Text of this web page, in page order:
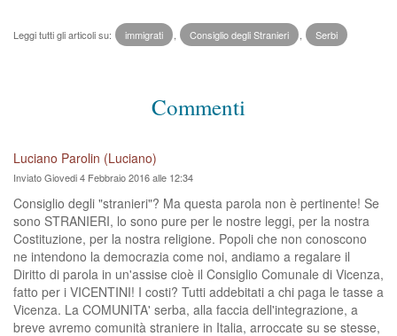
Leggi tutti gli articoli su: immigrati Consiglio degli Stranieri Serbi
Commenti
Luciano Parolin (Luciano)
Inviato Giovedi 4 Febbraio 2016 alle 12:34
Consiglio degli "stranieri"? Ma questa parola non è pertinente! Se
sono STRANIERI, lo sono pure per le nostre leggi, per la nostra
Costituzione, per la nostra religione. Popoli che non conoscono
ne intendono la democrazia come noi, andiamo a regalare il
Diritto di parola in un'assise cioè il Consiglio Comunale di Vicenza,
fatto per i VICENTINI! I costi? Tutti addebitati a chi paga le tasse a
Vicenza. La COMUNITA' serba, alla faccia dell'integrazione, a
breve avremo comunità straniere in Italia, arroccate su se stesse,